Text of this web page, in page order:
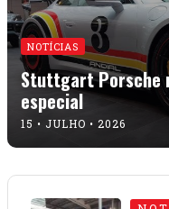
NOTÍCIAS
Stuttgart Porsche
especial
15 • JULHO • 2026